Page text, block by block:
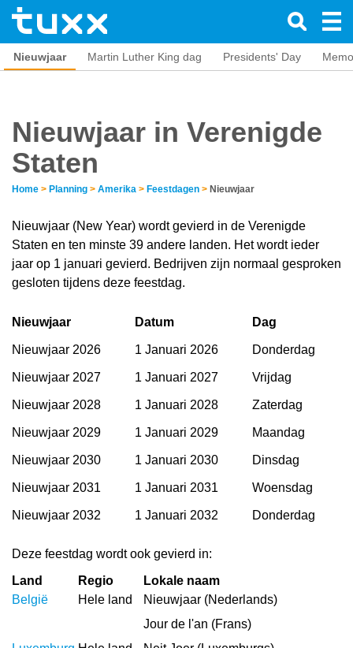
Nieuwjaar Martin Luther King dag Presidents' Day
Nieuwjaar in Verenigde
Staten
Home > Planning > Amerika > Feestdagen > Nieuwjaar
Nieuwjaar (New Year) wordt gevierd in de Verenigde
Staten en ten minste 39 andere landen. Het wordt ieder
jaar op 1 januari gevierd. Bedrijven zijn normaal gesproken
gesloten tijdens deze feestdag.
Nieuwjaar Datum Dag
Nieuwjaar 2026 1 Januari 2026 Donderdag
Nieuwjaar 2027 1 Januari 2027 Vrijdag
Nieuwjaar 2028 1 Januari 2028 Zaterdag
Nieuwjaar 2029 1 Januari 2029 Maandag
Nieuwjaar 2030 1 Januari 2030 Dinsdag
Nieuwjaar 2031 1 Januari 2031 Woensdag
Nieuwjaar 2032 1 Januari 2032 Donderdag
Deze feestdag wordt ook gevierd in:
Land
Regio
Lokale naam
België
Hele land
Nieuwjaar (Nederlands)
Jour de l'an (Frans)